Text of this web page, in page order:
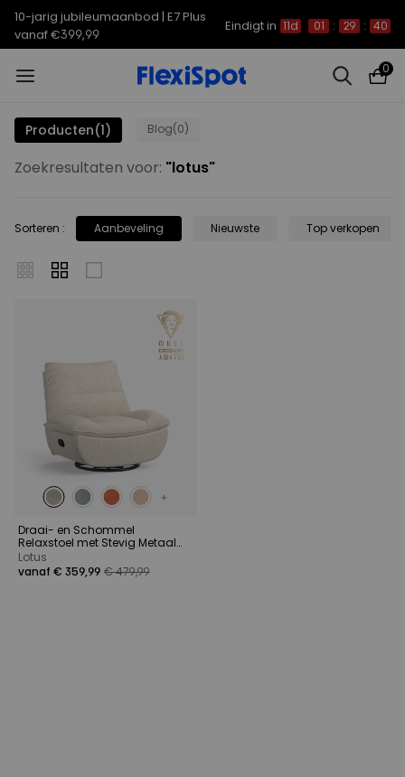
10-jarig jubileumaanbod | E7 Plus
vanaf €399,99
Eindigt in 11d 01 : 29 : 40
0
Producten(1) Blog(0)
Zoekresultaten voor: "lotus"
Sorteren : Aanbeveling Nieuwste Top verkopen
Draai- en Schommel
Relaxstoel met Stevig Metaal
Onderstel
Lotus
vanaf € 359,99 € 479,99